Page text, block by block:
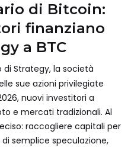
di Bitcoin:
finanziano
a BTC
di Strategy, la società
sue azioni privilegiate
nuovi investitori a
e mercati tradizionali. Al
raccogliere capitali per
semplice speculazione,